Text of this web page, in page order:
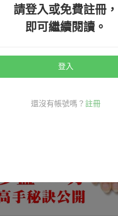
通常會有受詞，表示加入哪
司）等等，很少會回答 I join
請登入或免費註冊，
即可繼續閱讀。
登入
還沒有帳號嗎？ 註冊